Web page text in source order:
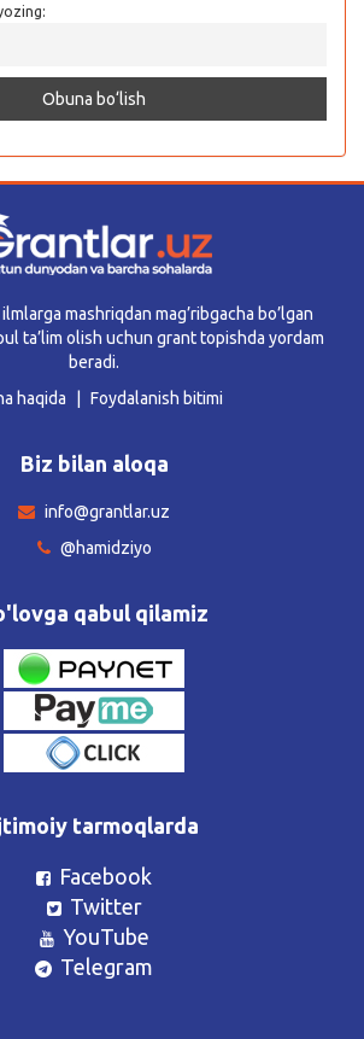
mashriqdan mag’ribgacha bo’lgan
ta’lim olish uchun grant topishda yordam
beradi.
haqida
Foydalanish bitimi
Biz bilan aloqa
info@grantlar.uz
@hamidziyo
qabul qilamiz
tarmoqlarda
Facebook
Twitter
YouTube
Telegram